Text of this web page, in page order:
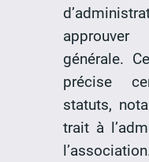
générale.
précise
statuts,
trait à